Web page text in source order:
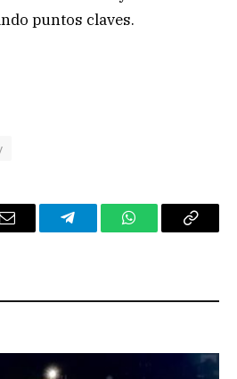
puntos claves.
Email TelegramWhatsAppCopy